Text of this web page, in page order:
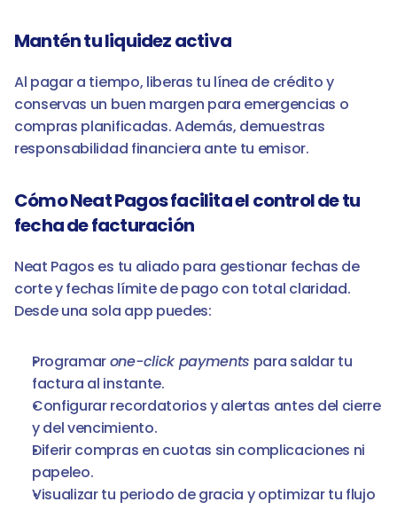
Mantén tu liquidez activa
Al pagar a tiempo, liberas tu línea de crédito y
conservas un buen margen para emergencias o
compras planificadas. Además, demuestras
responsabilidad financiera ante tu emisor.
Cómo Neat Pagos facilita el control de tu
fecha de facturación
Neat Pagos es tu aliado para gestionar fechas de
corte y fechas límite de pago con total claridad.
Desde una sola app puedes:
Programar one-click payments para saldar tu
factura al instante.
Configurar recordatorios y alertas antes del cierre
y del vencimiento.
Diferir compras en cuotas sin complicaciones ni
papeleo.
Visualizar tu periodo de gracia y optimizar tu flujo